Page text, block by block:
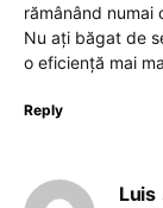
rămânând numai
Nu ați băgat de
o eficiență mai
Reply
Luis